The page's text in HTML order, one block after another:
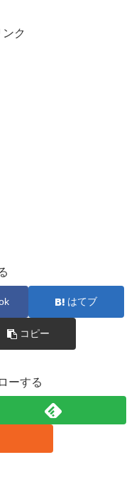
ク
はてブ
コピー
ーする